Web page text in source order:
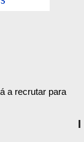
a recrutar para
I